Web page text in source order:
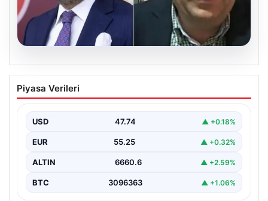
06.08.2026
Veli Ağbaba’nın ağabeyi Hür Ağbaba
tutuklandı
Piyasa Verileri
USD 47.74 ▲ +0.18%
EUR 55.25 ▲ +0.32%
ALTIN 6660.6 ▲ +2.59%
BTC 3096363 ▲ +1.06%